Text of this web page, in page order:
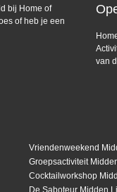
bij Home of
of heb je een
van
Vriendenweekend
Groepsactiviteit
Cocktailworkshop
De Saboteur Midden